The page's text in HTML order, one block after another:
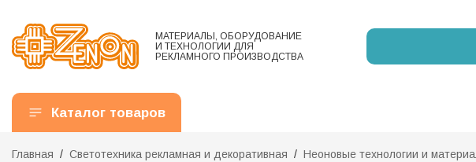
МАТЕРИАЛЫ, ОБОРУДОВАНИЕ
И ТЕХНОЛОГИИ ДЛЯ
РЕКЛАМНОГО ПРОИЗВОДСТВА
Каталог товаров
Главная Светотехника рекламная и декоративная Неоновые технологии и